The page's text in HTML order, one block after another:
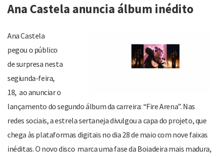
Ana Castela anuncia álbum inédito
Ana Castela
pegou o público
de surpresa nesta
segiunda-feira,
18, ao anunciar o
lançamento do segundo álbum da carreira: “Fire Arena”. Nas
redes sociais, a estrela sertaneja divulgou a capa do projeto, que
chega às plataformas digitais no dia 28 de maio com nove faixas
inéditas. O novo disco marca uma fase da Boiadeira mais madura,